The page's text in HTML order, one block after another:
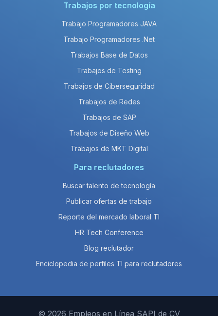
Trabajos por tecnología
Trabajo Programadores JAVA
Trabajo Programadores .Net
Trabajos Base de Datos
Trabajos de Testing
Trabajos de Ciberseguridad
Trabajos de Redes
Trabajos de SAP
Trabajos de Diseño Web
Trabajos de MKT Digital
Para reclutadores
Buscar talento de tecnología
Publicar ofertas de trabajo
Reporte del mercado laboral TI
HR Tech Conference
Blog reclutador
Enciclopedia de perfiles TI para reclutadores
© 2026 Empleos en Línea SAPI de CV